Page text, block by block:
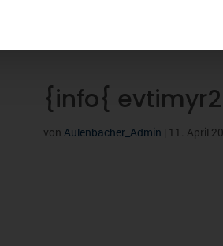
{info{
von Aulenbacher_Admin | 11. April